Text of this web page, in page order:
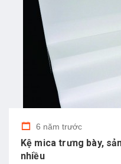
6 năm trước
Kệ mica trưng bày,
nhiều